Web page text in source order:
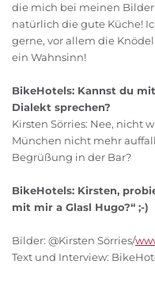
die mich bei meinen
natürlich die gute Küche!
gerne, vor allem die
ein Wahnsinn!
BikeHotels: Kannst du
Dialekt sprechen?
Kirsten Sörries: Nee, nicht
München nicht mehr
Begrüßung in der Bar?
BikeHotels: Kirsten,
mit mir a Glasl Hugo?“ ;-)
Bilder: @Kirsten Sörries/
Text und Interview: